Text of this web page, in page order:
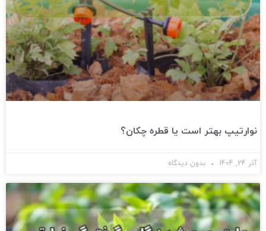
نوارتیپ بهتر است یا قطره چکان؟
آذر 24, 1404 بدون دیدگاه